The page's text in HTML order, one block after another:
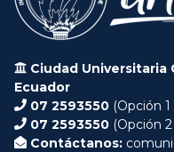
Ciudad Universitaria
Ecuador
07 2593550 (Opción
07 2593550 (Opción
Contáctanos: